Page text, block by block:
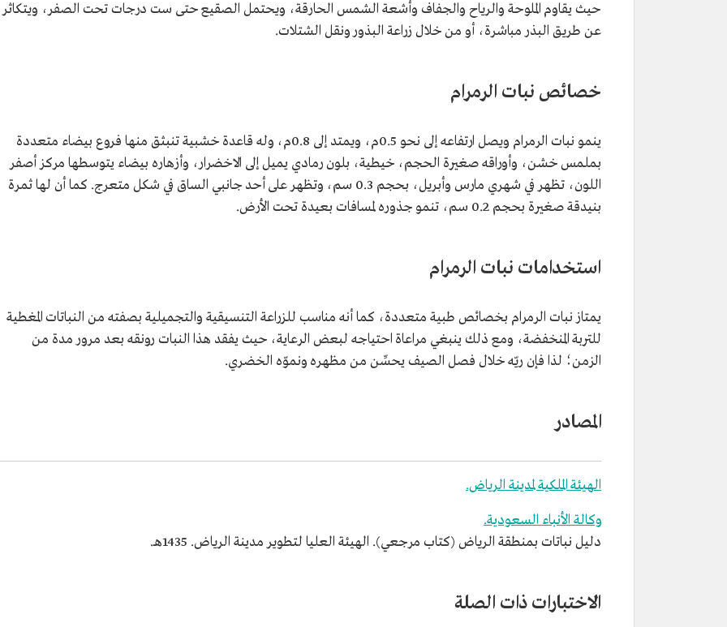
حيث يقاوم الملوحة والرياح والجفاف وأشعة الشمس الحارقة، ويحتمل الصقيع حتى ست درجات تحت الصفر، ويتكاثر
عن طريق البذر مباشرة، أو من خلال زراعة البذور ونقل الشتلات.
خصائص نبات الرمرام
ينمو نبات الرمرام ويصل ارتفاعه إلى نحو 0.5م، ويمتد إلى 0.8م، وله قاعدة خشبية تنبثق منها فروع بيضاء متعددة
بملمس خشن، وأوراقه صغيرة الحجم، خيطية، بلون رمادي يميل إلى الاخضرار، وأزهاره بيضاء يتوسطها مركز أصفر
اللون، تظهر في شهري مارس وأبريل، بحجم 0.3 سم، وتظهر على أحد جانبي الساق في شكل متعرج. كما أن لها ثمرة
بنيدقة صغيرة بحجم 0.2 سم، تنمو جذوره لمسافات بعيدة تحت الأرض.
استخدامات نبات الرمرام
يمتاز نبات الرمرام بخصائص طبية متعددة، كما أنه مناسب للزراعة التنسيقية والتجميلية بصفته من النباتات المغطية
للتربة المنخفضة، ومع ذلك ينبغي مراعاة احتياجه لبعض الرعاية، حيث يفقد هذا النبات رونقه بعد مرور مدة من
الزمن؛ لذا فإن ريّه خلال فصل الصيف يحسِّن من مظهره ونموّه الخضري.
المصادر
الهيئة الملكية لمدينة الرياض.
وكالة الأنباء السعودية.
دليل نباتات بمنطقة الرياض (كتاب مرجعي). الهيئة العليا لتطوير مدينة الرياض. 1435هـ.
الاختبارات ذات الصلة